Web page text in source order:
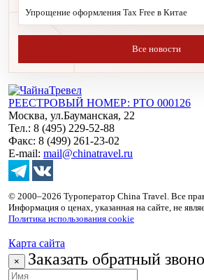
Упрощение оформления Tax Free в Китае
Все новости
РЕЕСТРОВЫЙ НОМЕР: РТО 000126
Москва, ул.Бауманская, 22
Тел.: 8 (495) 229-52-88
Факс: 8 (499) 261-23-02
E-mail: mail@chinatravel.ru
© 2000–2026 Туроператор China Travel. Все
Информация о ценах, указанная на сайте, не
Политика использования cookie
Карта сайта
× Заказать обратный